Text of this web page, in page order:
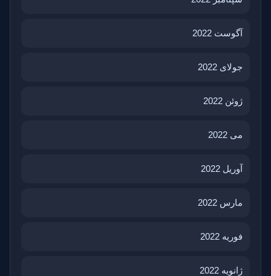
آگوست 2022
جولای 2022
ژوئن 2022
می 2022
آوریل 2022
مارس 2022
فوریه 2022
ژانویه 2022